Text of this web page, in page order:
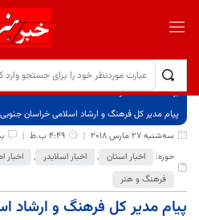
برگ نخست
نوشته‌ها
پیام مدیر کل فرهنگ و ارشاد اسلامی خراسان جنوبی
سه‌شنبه 27 مارس 2018
4:49 ب.ظ
حوزه:
اخبار استان , اخبار اسلایدر , اخبار
فرهنگ و هنر
پیام مدیر کل فرهنگ و ارشاد